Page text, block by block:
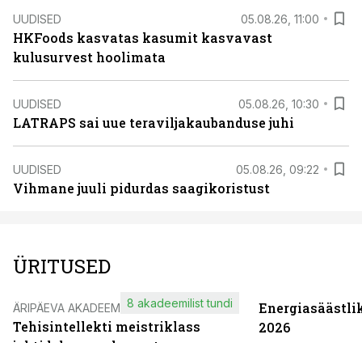
UUDISED 05.08.26, 11:00
HKFoods kasvatas kasumit kasvavast
kulusurvest hoolimata
UUDISED 05.08.26, 10:30
LATRAPS sai uue teraviljakaubanduse juhi
UUDISED 05.08.26, 09:22
Vihmane juuli pidurdas saagikoristust
ÜRITUSED
ÄRIPÄEVA AKADEEMIA
Tehisintellekti meistriklass
8 akadeemilist tundi
2026